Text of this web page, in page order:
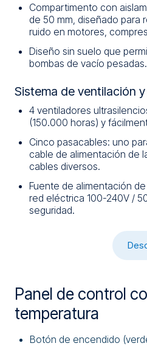
Compartimento con
de 50 mm, diseñado para
ruido en motores,
Diseño sin suelo que
bombas de vacío pesadas.
Sistema de ventilación
4 ventiladores
(150.000 horas) y
Cinco pasacables: uno
cable de alimentación de
cables diversos.
Fuente de alimentación
red eléctrica 100-240V /
seguridad.
Panel de control
temperatura
Botón de encendido